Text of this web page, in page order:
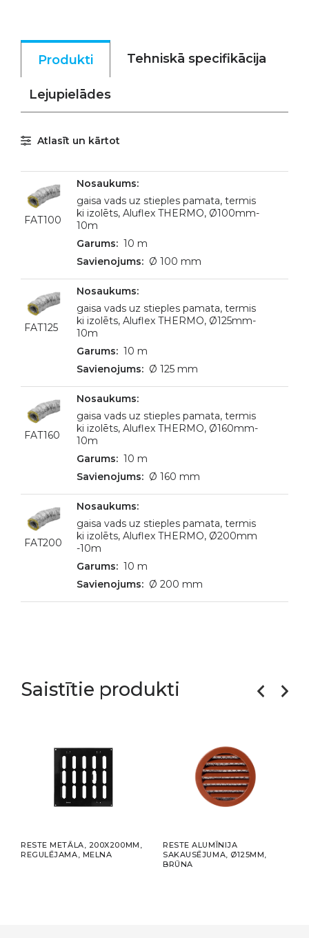
Produkti Tehniskā specifikācija
Lejupielādes
Atlasīt un kārtot
FAT100
gaisa vads uz stieples pamata, termis
ki izolēts, Aluflex THERMO, Ø100mm-
10m
10 m
Ø 100 mm
FAT125
gaisa vads uz stieples pamata, termis
ki izolēts, Aluflex THERMO, Ø125mm-
10m
10 m
Ø 125 mm
FAT160
gaisa vads uz stieples pamata, termis
ki izolēts, Aluflex THERMO, Ø160mm-
10m
10 m
Ø 160 mm
FAT200
gaisa vads uz stieples pamata, termis
ki izolēts, Aluflex THERMO, Ø200mm
-10m
10 m
Ø 200 mm
Saistītie produkti
RESTE METĀLA, 200X200MM,
REGULĒJAMA, MELNA
RESTE ALUMĪNIJA
SAKAUSĒJUMA, Ø125MM,
BRŪNA